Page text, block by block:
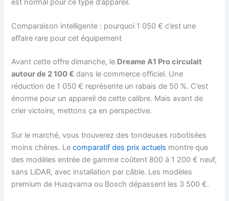
est normal pour ce type d’appareil.
Comparaison intelligente : pourquoi 1 050 € c’est une
affaire rare pour cet équipement
Avant cette offre dimanche, le Dreame A1 Pro circulait
autour de 2 100 € dans le commerce officiel. Une
réduction de 1 050 € représente un rabais de 50 %. C’est
énorme pour un appareil de cette calibre. Mais avant de
crier victoire, mettons ça en perspective.
Sur le marché, vous trouverez des tondeuses robotisées
moins chères. Lecomparatif des prix actuels montre que
des modèles entrée de gamme coûtent 800 à 1 200 € neuf,
sans LiDAR, avec installation par câble. Les modèles
premium de Husqvarna ou Bosch dépassent les 3 500 €.